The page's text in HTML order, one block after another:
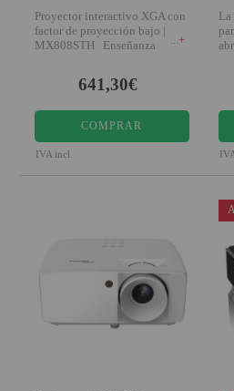
Proyector interactivo XGA con
factor de proyección bajo |
MX808STH Enseñanza
+
641,30€
COMPRAR
IVA incl.
La